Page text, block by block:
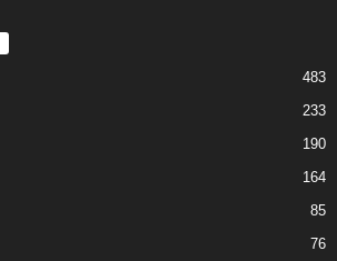
483
233
190
164
85
76